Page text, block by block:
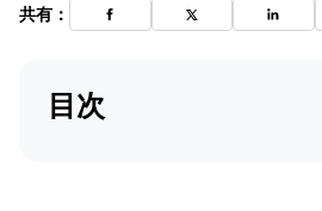
共有：
目次